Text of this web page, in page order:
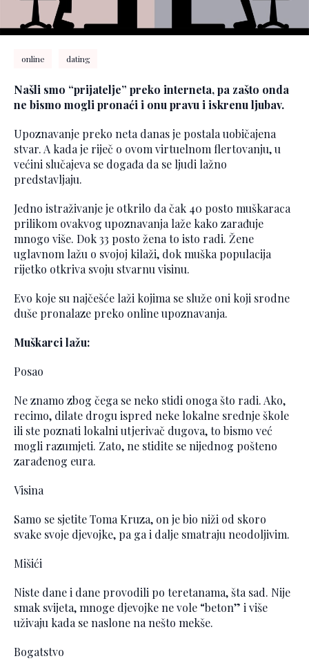
online dating
Našli smo “prijatelje” preko interneta, pa zašto onda
ne bismo mogli pronaći i onu pravu i iskrenu ljubav.
Upoznavanje preko neta danas je postala uobičajena
stvar. A kada je riječ o ovom virtuelnom flertovanju, u
većini slučajeva se događa da se ljudi lažno
predstavljaju.
Jedno istraživanje je otkrilo da čak 40 posto muškaraca
prilikom ovakvog upoznavanja laže kako zarađuje
mnogo više. Dok 33 posto žena to isto radi. Žene
uglavnom lažu o svojoj kilaži, dok muška populacija
rijetko otkriva svoju stvarnu visinu.
Evo koje su najčešće laži kojima se služe oni koji srodne
duše pronalaze preko online upoznavanja.
Muškarci lažu:
Posao
Ne znamo zbog čega se neko stidi onoga što radi. Ako,
recimo, dilate drogu ispred neke lokalne srednje škole
ili ste poznati lokalni utjerivač dugova, to bismo već
mogli razumjeti. Zato, ne stidite se nijednog pošteno
zarađenog eura.
Visina
Samo se sjetite Toma Kruza, on je bio niži od skoro
svake svoje djevojke, pa ga i dalje smatraju neodoljivim.
Mišići
Niste dane i dane provodili po teretanama, šta sad. Nije
smak svijeta, mnoge djevojke ne vole “beton” i više
uživaju kada se naslone na nešto mekše.
Bogatstvo